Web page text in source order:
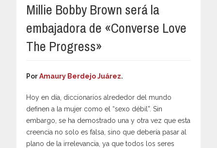
Millie Bobby Brown será la
embajadora de «Converse Love
The Progress»
PorAmaury Berdejo Juárez.
Hoy en día, diccionarios alrededor del mundo
definen a la mujer como el “sexo débil”. Sin
embargo, se ha demostrado una y otra vez que esta
creencia no solo es falsa, sino que debería pasar al
plano de la irrelevancia, ya que todos los seres